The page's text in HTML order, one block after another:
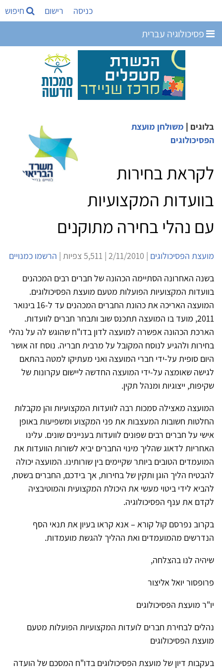
כניסה רישום חיפוש
פסיכולוגיה עברית
בלוגים | משולחן מועצת
הפסיכולוגים
לקראת בחירות
בוועדות המקצועיות
עם נהלי בחירה מתוקנים
מועצת הפסיכולוגים | 2/11/2010 | 5,511 צפיות |
הרשמו כמנויים
‏‏בשנה האחרונה הסתיימה הכהונה של חברים רבים המכהנים
בוועדות המקצועיות הפועלות מטעם מועצת הפסיכולוגים.
המועצה האריכה את כהונת החברים המכהנים עד ל-16 בינואר
2011, מועד בו המועצה תתכנס שוב ותבחר חברים לוועדות.
הארכת הכהונה אפשרה למועצה לדון בדו"ח שהוגש לה על נהלי
בחירות ולהגיע לנוסח המקובל על מרבית חבריה. נוסח זה אושר
היום סופית על-ידי חברי המועצה ואני מעתיקו למטה בהתאם
לגישה שאומצה על-ידי המועצה החדשה ליישום עקרונות של
שקיפות, ייצוגיות ומנהל תקין.
המועצה מאצילה סמכות רבה לוועדות המקצועיות והן מקבלות
החלטות חשובות המעצבות את פני המקצוע ומשפיעות באופן
אישי על חברים רבים שפונים לוועדות בעניינים שונים. עלינו
האחריות לדאוג שהליך מינוי החברים יביא לשורות הוועדות את
המועמדים הטובים ביותר שקיימים בין שורותינו. המועצה יכולה
להבטיח הליך הוגן ותקין של בחירות, אך בידכם, החברים בשטח,
להביא לידי ביטוי מעשי את היכולת המקצועית והמוטיבציה
לקדם את ענף הפסיכולוגיה.
בקרוב נפרסם קול קורא – אנא קראו בעיון את תנאי הסף
הנדרשים מהמועמדים ואת ההליך להגשת מועמדות.
שיהיה לנו בהצלחה,
פרופסור יואל אליצור
יו"ר מועצת הפסיכולוגים
נהלים לבחירת חברים לועדות המקצועיות הפועלות מטעם
מועצת הפסיכולוגים
בעקבות דיון של מועצת הפסיכולוגים בדו"ח המסכם של הועדה